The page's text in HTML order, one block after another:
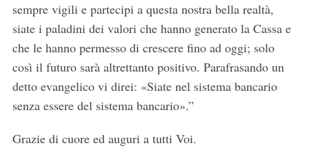
sempre vigili e partecipi a questa nostra bella realtà,
siate i paladini dei valori che hanno generato la Cassa e
che le hanno permesso di crescere fino ad oggi; solo
così il futuro sarà altrettanto positivo. Parafrasando un
detto evangelico vi direi: «Siate nel sistema bancario
senza essere del sistema bancario».”
Grazie di cuore ed auguri a tutti Voi.